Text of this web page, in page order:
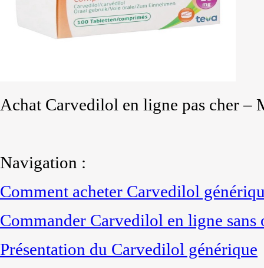
Achat Carvedilol en ligne pas cher –
Navigation :
Comment acheter Carvedilol
Commander Carvedilol en ligne
Présentation du Carvedilol générique